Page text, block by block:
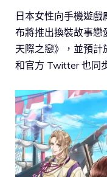
日本女性向手機遊
布將推出換裝故事戀
天際之戀》，並預
和官方 Twitter 也同